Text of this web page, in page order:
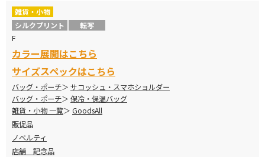
雑貨・小物
シルクプリント
転写
F
カラー展開はこちら
サイズスペックはこちら
バッグ・ポーチ
サコッシュ・スマホショルダー
バッグ・ポーチ
保冷・保温バッグ
雑貨・小物 一覧
GoodsAll
販促品
ノベルティ
店舗 記念品